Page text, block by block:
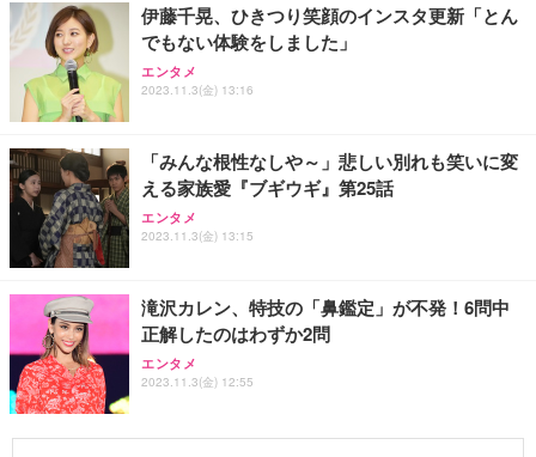
伊藤千晃、ひきつり笑顔のインスタ更新「とん
でもない体験をしました」
エンタメ
2023.11.3(金) 13:16
「みんな根性なしや～」悲しい別れも笑いに変
える家族愛『ブギウギ』第25話
エンタメ
2023.11.3(金) 13:15
滝沢カレン、特技の「鼻鑑定」が不発！6問中
正解したのはわずか2問
エンタメ
2023.11.3(金) 12:55